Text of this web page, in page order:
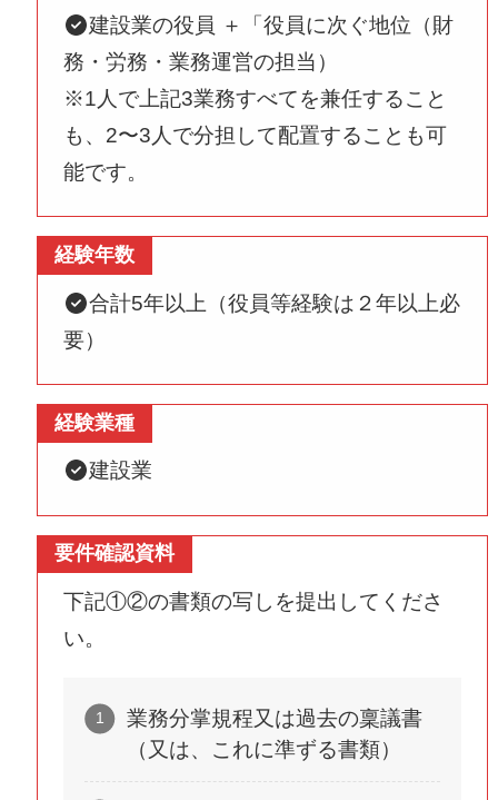
建設業の役員 ＋「役員に次ぐ地位（財
務・労務・業務運営の担当）
※1人で上記3業務すべてを兼任すること
も、2〜3人で分担して配置することも可
能です。
経験年数
合計5年以上（役員等経験は２年以上必
要）
経験業種
建設業
要件確認資料
下記①②の書類の写しを提出してくださ
い。
業務分掌規程又は過去の稟議書
（又は、これに準ずる書類）